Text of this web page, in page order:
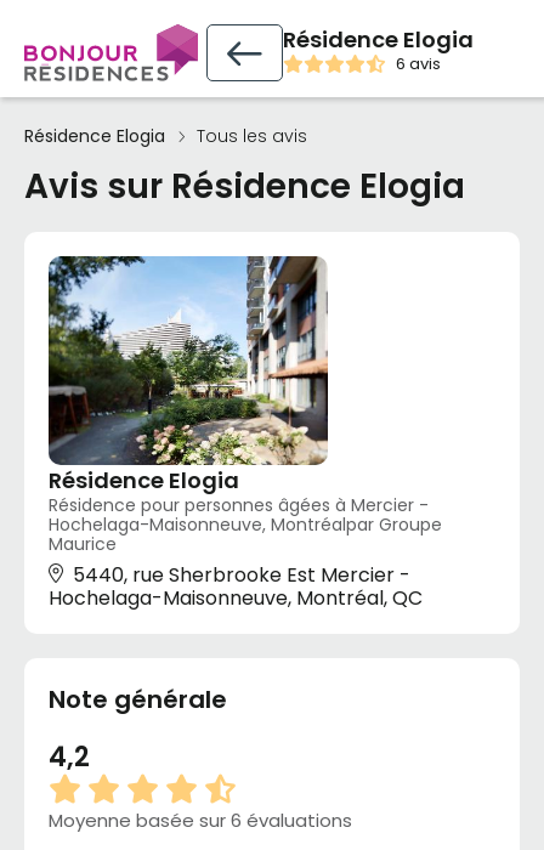
Résidence Elogia
6 avis
Résidence Elogia Tous les avis
Avis sur Résidence Elogia
Résidence Elogia
Résidence pour personnes âgées à Mercier -
Hochelaga-Maisonneuve, Montréalpar Groupe
Maurice
5440, rue Sherbrooke Est Mercier -
Hochelaga-Maisonneuve, Montréal, QC
Note générale
4,2
Moyenne basée sur 6 évaluations